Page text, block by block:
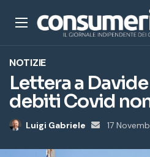
Menu
NOTIZIE
Lettera a
debiti Covid
Luigi Gabriele
Invia
17